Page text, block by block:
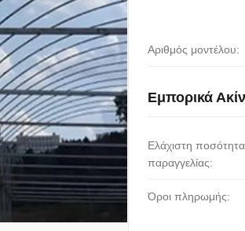
Αριθμός μοντέλου:
Εμπορικά
Ελάχιστη ποσότητα
παραγγελίας:
Όροι πληρωμής: